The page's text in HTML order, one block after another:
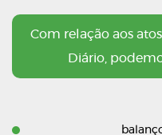
Com relação aos
Diário,